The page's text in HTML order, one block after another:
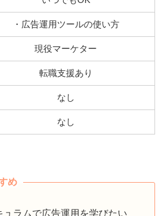
・広告運用ツールの使い方
現役マーケター
転職支援あり
なし
なし
め
ュラムで広告運用を学びたい